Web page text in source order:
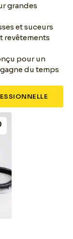
grandes
et suceurs
revêtements
pour un
du temps